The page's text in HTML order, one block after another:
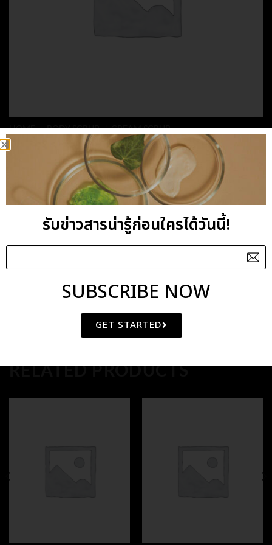
HOME / BODY SCRUB / CREAM SCRUB
TROPICAL FRUIT
BODY SCRUB
RELATED PRODUCTS
รับข่าวสารน่ารู้ก่อนใครได้วันนี้!
SUBSCRIBE NOW
GET STARTED